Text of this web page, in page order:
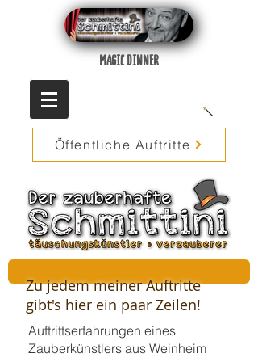
MAGIC DINNER
Öffentliche Auftritte
Zu jedem meiner Auftritte
gibt's hier ein paar Zeilen!
Auftrittserfahrungen eines
Zauberkünstlers aus Weinheim